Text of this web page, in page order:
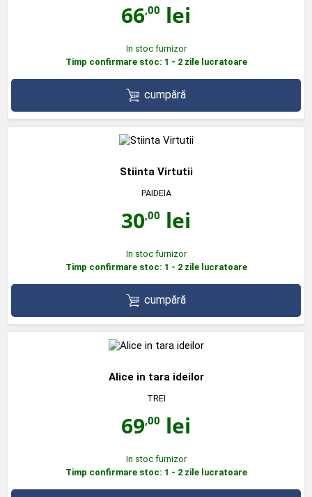
66,00 lei
In stoc furnizor
Timp confirmare stoc: 1 - 2 zile lucratoare
cumpără
Stiinta Virtutii
PAIDEIA
30,00 lei
In stoc furnizor
Timp confirmare stoc: 1 - 2 zile lucratoare
cumpără
Alice in tara ideilor
TREI
69,00 lei
In stoc furnizor
Timp confirmare stoc: 1 - 2 zile lucratoare